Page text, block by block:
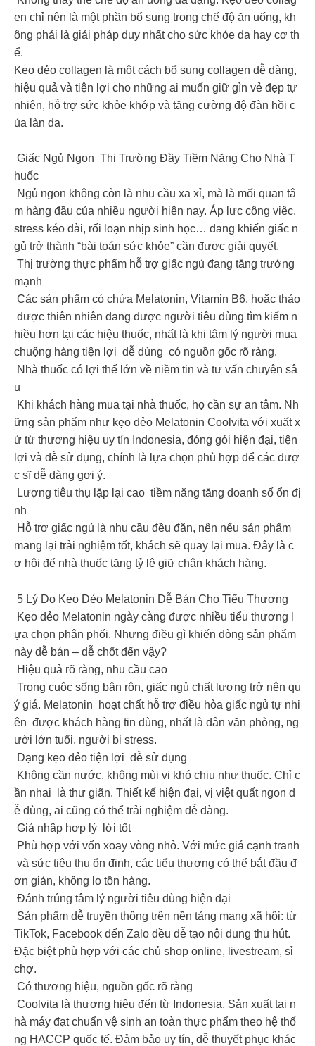
en chỉ nên là một phần bổ sung trong chế độ ăn uống, kh
ông phải là giải pháp duy nhất cho sức khỏe da hay cơ th
ể.
Kẹo dẻo collagen là một cách bổ sung collagen dễ dàng,
hiệu quả và tiện lợi cho những ai muốn giữ gìn vẻ đẹp tự
nhiên, hỗ trợ sức khỏe khớp và tăng cường độ đàn hồi c
ủa làn da.
Giấc Ngủ Ngon Thị Trường Đầy Tiềm Năng Cho Nhà T
huốc
️ Ngủ ngon không còn là nhu cầu xa xỉ, mà là mối quan tâ
m hàng đầu của nhiều người hiện nay. Áp lực công việc,
stress kéo dài, rối loạn nhịp sinh học… đang khiến giấc n
gủ trở thành “bài toán sức khỏe” cần được giải quyết.
Thị trường thực phẩm hỗ trợ giấc ngủ đang tăng trưởng
mạnh
Các sản phẩm có chứa Melatonin, Vitamin B6, hoặc thảo
dược thiên nhiên đang được người tiêu dùng tìm kiếm n
hiều hơn tại các hiệu thuốc, nhất là khi tâm lý người mua
chuộng hàng tiện lợi dễ dùng có nguồn gốc rõ ràng.
‍️ Nhà thuốc có lợi thế lớn về niềm tin và tư vấn chuyên sâ
u
Khi khách hàng mua tại nhà thuốc, họ cần sự an tâm. Nh
ững sản phẩm như kẹo dẻo Melatonin Coolvita với xuất x
ứ từ thương hiệu uy tín Indonesia, đóng gói hiện đại, tiện
lợi và dễ sử dụng, chính là lựa chọn phù hợp để các dượ
c sĩ dễ dàng gợi ý.
Lượng tiêu thụ lặp lại cao tiềm năng tăng doanh số ổn đị
nh
Hỗ trợ giấc ngủ là nhu cầu đều đặn, nên nếu sản phẩm
mang lại trải nghiệm tốt, khách sẽ quay lại mua. Đây là c
ơ hội để nhà thuốc tăng tỷ lệ giữ chân khách hàng.
5 Lý Do Kẹo Dẻo Melatonin Dễ Bán Cho Tiểu Thương
️ Kẹo dẻo Melatonin ngày càng được nhiều tiểu thương l
ựa chọn phân phối. Nhưng điều gì khiến dòng sản phẩm
này dễ bán – dễ chốt đến vậy?
Hiệu quả rõ ràng, nhu cầu cao
Trong cuộc sống bận rộn, giấc ngủ chất lượng trở nên qu
ý giá. Melatonin hoạt chất hỗ trợ điều hòa giấc ngủ tự nhi
ên được khách hàng tin dùng, nhất là dân văn phòng, ng
ười lớn tuổi, người bị stress.
Dạng kẹo dẻo tiện lợi dễ sử dụng
Không cần nước, không mùi vị khó chịu như thuốc. Chỉ c
ần nhai là thư giãn. Thiết kế hiện đại, vị việt quất ngon d
ễ dùng, ai cũng có thể trải nghiệm dễ dàng.
Giá nhập hợp lý lời tốt
Phù hợp với vốn xoay vòng nhỏ. Với mức giá cạnh tranh
và sức tiêu thụ ổn định, các tiểu thương có thể bắt đầu đ
ơn giản, không lo tồn hàng.
Đánh trúng tâm lý người tiêu dùng hiện đại
Sản phẩm dễ truyền thông trên nền tảng mạng xã hội: từ
TikTok, Facebook đến Zalo đều dễ tạo nội dung thu hút.
Đặc biệt phù hợp với các chủ shop online, livestream, sỉ
chợ.
Có thương hiệu, nguồn gốc rõ ràng
Coolvita là thương hiệu đến từ Indonesia, Sản xuất tại n
hà máy đạt chuẩn vệ sinh an toàn thực phẩm theo hệ thố
ng HACCP quốc tế. Đảm bảo uy tín, dễ thuyết phục khác